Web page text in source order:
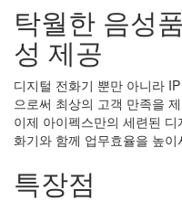
탁월한 음성
성 제공
디지털 전화기 뿐만 아니라
으로써 최상의 고객 만족을
이제 아이펙스만의 세련된
화기와 함께 업무효율을 높이
특장점